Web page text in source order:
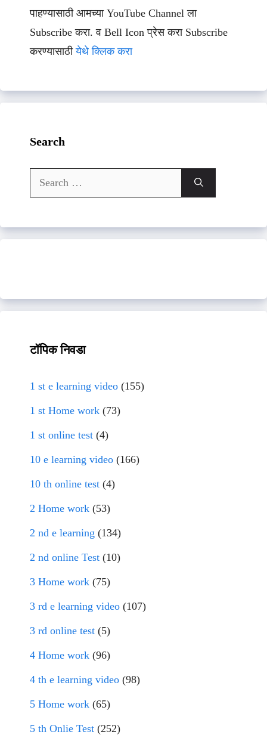
पाहण्यासाठी आमच्या YouTube Channel ला
Subscribe करा. व Bell Icon प्रेस करा Subscribe
करण्यासाठीयेथे क्लिक करा
Search
Search
for:
टॉपिक निवडा
1 st e learning video (155)
1 st Home work (73)
1 st online test (4)
10 e learning video (166)
10 th online test (4)
2 Home work (53)
2 nd e learning (134)
2 nd online Test (10)
3 Home work (75)
3 rd e learning video (107)
3 rd online test (5)
4 Home work (96)
4 th e learning video (98)
5 Home work (65)
5 th Onlie Test (252)